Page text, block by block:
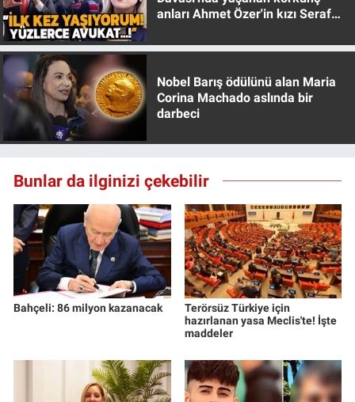
anları Ahmet Özer'in kızı Seraf
Nobel Barış ödülünü alan Maria
Corina Machado aslında bir
darbeci
Bunlar da ilginizi çekebilir
Bahçeli: 86 milyon kazanacak
Terörsüz Türkiye için
hazırlanan yasa Meclis'te! İşte
maddeler